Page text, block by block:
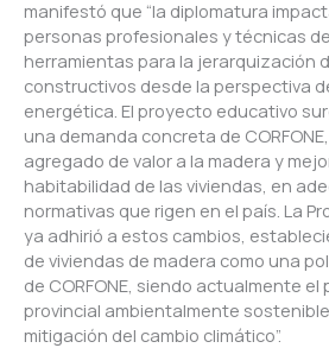
manifestó que “la diplomatura
personas profesionales y técnicas
herramientas para la jerarquización
constructivos desde la perspectiva
energética. El proyecto educativo
una demanda concreta de
agregado de valor a la madera y
habitabilidad de las viviendas, en
normativas que rigen en el país. La
ya adhirió a estos cambios,
de viviendas de madera como una
de CORFONE, siendo actualmente
provincial ambientalmente
mitigación del cambio climático”.